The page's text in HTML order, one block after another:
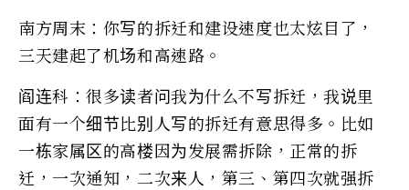
南方周末：你写的拆迁和建设速度也太炫目了，
三天建起了机场和高速路。
阎连科：很多读者问我为什么不写拆迁，我说里
面有一个细节比别人写的拆迁有意思得多。比如
一栋家属区的高楼因为发展需拆除，正常的拆
迁，一次通知，二次来人，第三、第四次就强拆